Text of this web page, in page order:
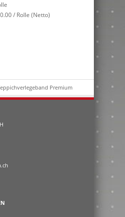
/ Rolle (Netto)
Premium